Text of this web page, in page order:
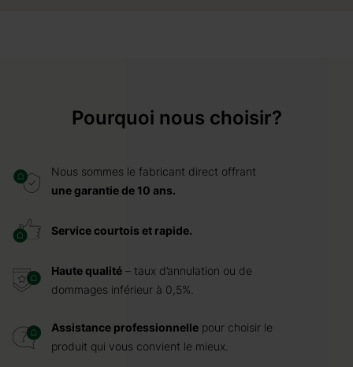
Pourquoi nous choisir?
Nous sommes le fabricant direct offrant
une garantie de 10 ans.
Service courtois et rapide.
Haute qualité – taux d’annulation ou de
dommages inférieur à 0,5%.
Assistance professionnelle pour choisir le
produit qui vous convient le mieux.